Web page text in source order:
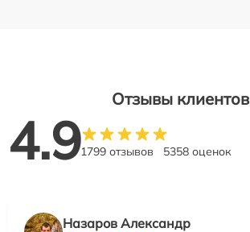
Отзывы клиентов
4.91799 отзывов 5358 оценок
Назаров Александр